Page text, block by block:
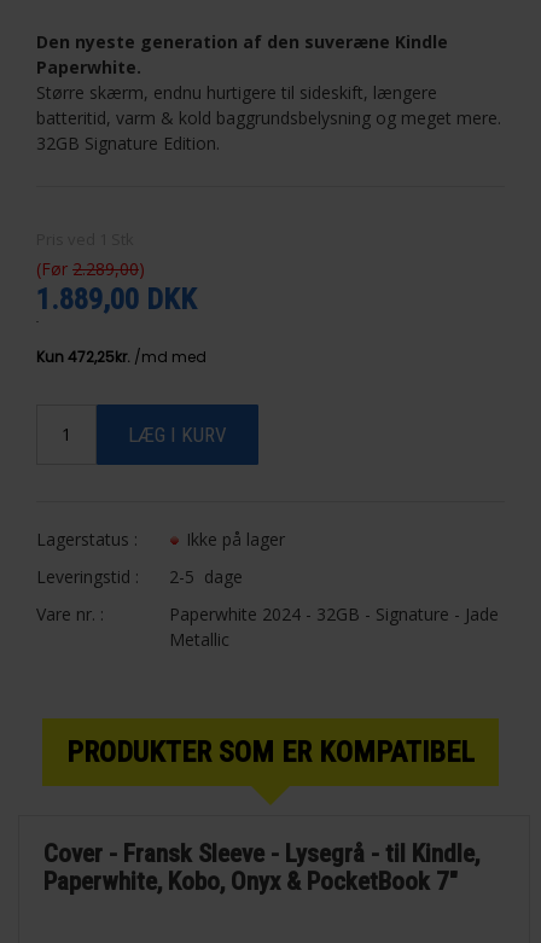
Den nyeste generation af den suveræne Kindle
Paperwhite.
Større skærm, endnu hurtigere til sideskift, længere
batteritid, varm & kold baggrundsbelysning og meget mere.
32GB Signature Edition.
(Før 2.289,00)
1.889,00 DKK
Lagerstatus :
Ikke på lager
Leveringstid :
2-5 dage
Vare nr. :
Paperwhite 2024 - 32GB - Signature - Jade
Metallic
PRODUKTER SOM ER KOMPATIBEL
Cover - Fransk Sleeve - Lysegrå - til Kindle,
Paperwhite, Kobo, Onyx & PocketBook 7"